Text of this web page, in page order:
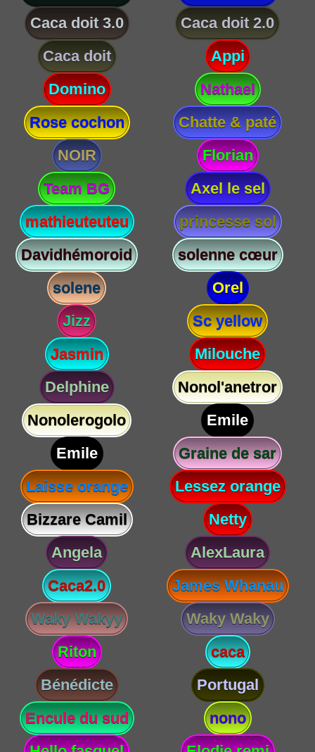
Caca doit 3.0
Caca doit 2.0
Caca doit
Appi
Domino
Nathael
Rose cochon
Chatte & paté
NOIR
Florian
Team BG
Axel le sel
mathieuteuteu
princesse sol
Davidhémoroid
solenne cœur
solene
Orel
Jizz
Sc yellow
Jasmin
Milouche
Delphine
Nonol'anetror
Nonolerogolo
Emile
Emile
Graine de sar
Laisse orange
Lessez orange
Bizzare Camil
Netty
Angela
AlexLaura
Caca2.0
James Whanau
Waky Wakyy
Waky Waky
Riton
caca
Bénédicte
Portugal
Encule du sud
nono